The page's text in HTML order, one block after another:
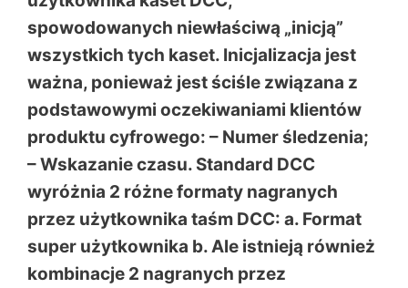
spowodowanych niewłaściwą „inicją”
wszystkich tych kaset. Inicjalizacja jest
ważna, ponieważ jest ściśle związana z
podstawowymi oczekiwaniami klientów
produktu cyfrowego: – Numer śledzenia;
– Wskazanie czasu. Standard DCC
wyróżnia 2 różne formaty nagranych
przez użytkownika taśm DCC: a. Format
super użytkownika b. Ale istnieją również
kombinacje 2 nagranych przez